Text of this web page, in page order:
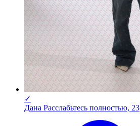
✓
Дана Расслабьтесь полностью, 23